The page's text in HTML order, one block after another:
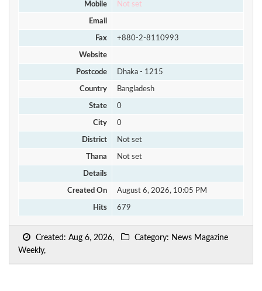
Mobile Not set
Email
Fax +880-2-8110993
Website
Postcode Dhaka - 1215
Country Bangladesh
State 0
City 0
District Not set
Thana Not set
Details
Created On August 6, 2026, 10:05 PM
Hits 679
Created: Aug 6, 2026,
Category: News Magazine
Weekly,